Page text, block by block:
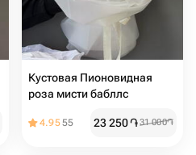
Кустовая Пионовидная
роза мисти бабллс
4.9555 23 250֏31 000֏